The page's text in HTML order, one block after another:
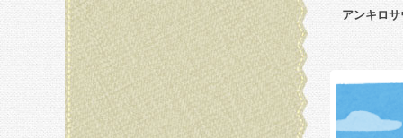
アンキロ